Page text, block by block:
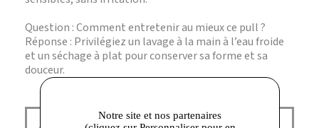
Question : Comment entretenir au mieux ce pull ?
Réponse : Privilégiez un lavage à la main à l’eau froide
et un séchage à plat pour conserver sa forme et sa
douceur.
Notre site et nos partenaires